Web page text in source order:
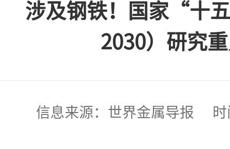
涉及钢铁！国家“十
2030）研究
信息来源：世界金属导报 时